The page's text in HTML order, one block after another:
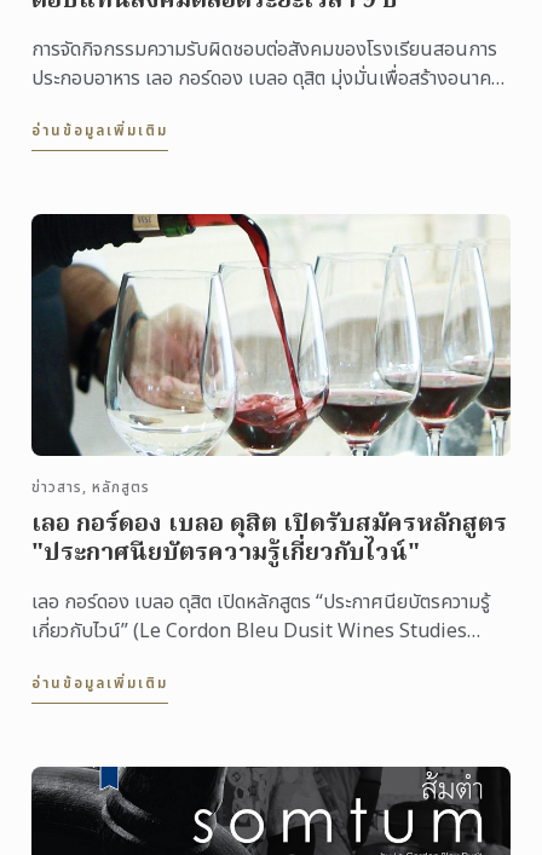
การจัดกิจกรรมความรับผิดชอบต่อสังคมของโรงเรียนสอนการ
ประกอบอาหาร เลอ กอร์ดอง เบลอ ดุสิต มุ่งมั่นเพื่อสร้างอนาคต
อ่านข้อมูลเพิ่มเติม
ข่าวสาร, หลักสูตร
เลอ กอร์ดอง เบลอ ดุสิต เปิดรับสมัครหลักสูตร
"ประกาศนียบัตรความรู้เกี่ยวกับไวน์"
เลอ กอร์ดอง เบลอ ดุสิต เปิดหลักสูตร “ประกาศนียบัตรความรู้
เกี่ยวกับไวน์” (Le Cordon Bleu Dusit Wines Studies
อ่านข้อมูลเพิ่มเติม